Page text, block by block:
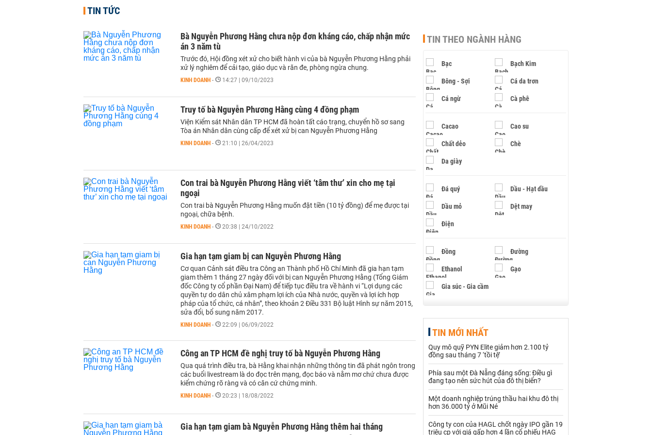
TIN TỨC
Bà Nguyễn Phương Hằng chưa nộp đơn kháng cáo, chấp nhận mức
án 3 năm tù
Trước đó, Hội đồng xét xử cho biết hành vi của bà Nguyễn Phương Hằng phải
xử lý nghiêm để cải tạo, giáo dục và răn đe, phòng ngừa chung.
KINH DOANH - 14:27 | 09/10/2023
Truy tố bà Nguyễn Phương Hằng cùng 4 đồng phạm
Viện Kiểm sát Nhân dân TP HCM đã hoàn tất cáo trạng, chuyển hồ sơ sang
Tòa án Nhân dân cùng cấp để xét xử bị can Nguyễn Phương Hằng
KINH DOANH - 21:10 | 26/04/2023
Con trai bà Nguyễn Phương Hằng viết ‘tâm thư’ xin cho mẹ tại
ngoại
Con trai bà Nguyễn Phương Hằng muốn đặt tiền (10 tỷ đồng) để mẹ được tại
ngoại, chữa bệnh.
KINH DOANH - 20:38 | 24/10/2022
Gia hạn tạm giam bị can Nguyễn Phương Hằng
Cơ quan Cảnh sát điều tra Công an Thành phố Hồ Chí Minh đã gia hạn tạm
giam thêm 1 tháng 27 ngày đối với bị can Nguyễn Phương Hằng (Tổng Giám
đốc Công ty cổ phần Đại Nam) để tiếp tục điều tra về hành vi “Lợi dụng các
quyền tự do dân chủ xâm phạm lợi ích của Nhà nước, quyền và lợi ích hợp
pháp của tổ chức, cá nhân”, theo khoản 2 Điều 331 Bộ luật Hình sự năm 2015,
sửa đổi, bổ sung năm 2017.
KINH DOANH - 22:09 | 06/09/2022
Công an TP HCM đề nghị truy tố bà Nguyễn Phương Hằng
Qua quá trình điều tra, bà Hằng khai nhận những thông tin đã phát ngôn trong
các buổi livestream là do đọc trên mạng, đọc báo và nằm mơ chứ chưa được
kiểm chứng rõ ràng và có căn cứ chứng minh.
KINH DOANH - 20:23 | 18/08/2022
Gia hạn tạm giam bà Nguyễn Phương Hằng thêm hai tháng
TIN THEO NGÀNH HÀNG
Bạc Bạch Kim
Bông - Sợi Cá da trơn
Cá ngừ Cà phê
Cacao Cao su
Chất dẻo Chè
Da giày
Đá quý Dầu - Hạt dầu
Dầu mỏ Dệt may
Điện
Đồng Đường
Ethanol Gạo
Gia súc - Gia cầm
Hạt điều
Khí đốt
Kim loại khác Mắc ca
Muối Ngũ cốc
Nhựa - Hạt nhựa
TIN MỚI NHẤT
Quy mô quỹ PYN Elite giảm hơn 2.100 tỷ
đồng sau tháng 7 ‘tồi tệ’
Phía sau một Đà Nẵng đáng sống: Điều gì
đang tạo nên sức hút của đô thị biển?
Một doanh nghiệp trúng thầu hai khu đô thị
hơn 36.000 tỷ ở Mũi Né
Công ty con của HAGL chốt ngày IPO gần 19
triệu cp với giá gấp hơn 4 lần cổ phiếu HAG